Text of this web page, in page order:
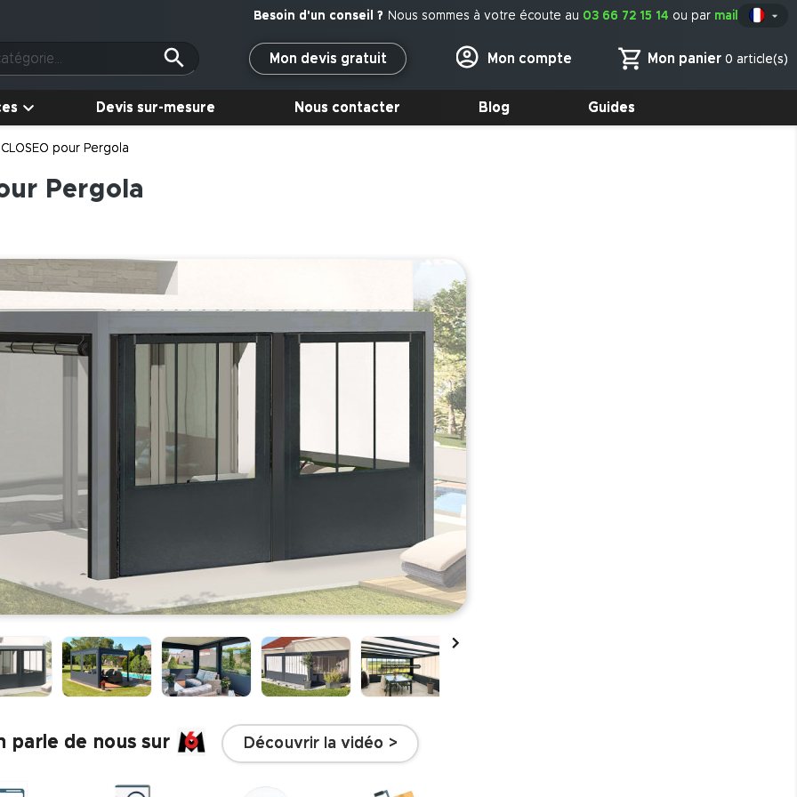

Nous sommes à votre écoute au 03 66 72 15 14 ou par mail
Mon panier 0 article(s)
Mon compte
Mon devis gratuit
Devis sur-mesure Nous contacter Blog Guides
pour Pergola
Pergola

parle de nous sur Découvrir la vidéo >